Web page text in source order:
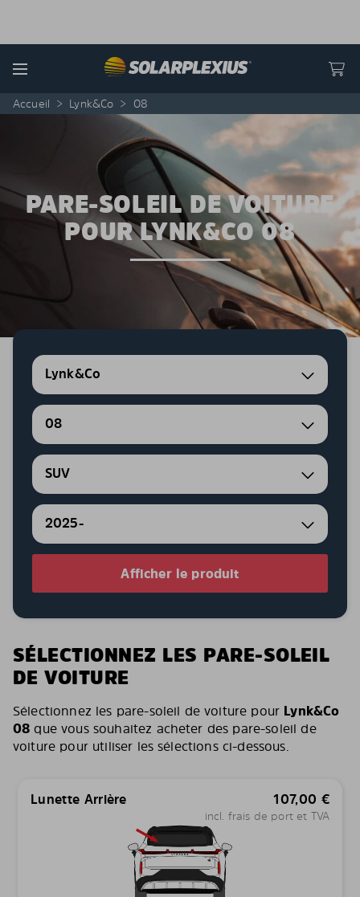
Menu
Accueil > Lynk&Co > 08
PARE-SOLEIL DE VOITURE
POUR LYNK&CO 08
Lynk&Co
08
SUV
2025-
Afficher le produit
SÉLECTIONNEZ LES PARE-SOLEIL
DE VOITURE
Sélectionnez les pare-soleil de voiture pour Lynk&Co
08 que vous souhaitez acheter des pare-soleil de
voiture pour utiliser les sélections ci-dessous.
Lunette Arrière 107,00 €
incl. frais de port et TVA